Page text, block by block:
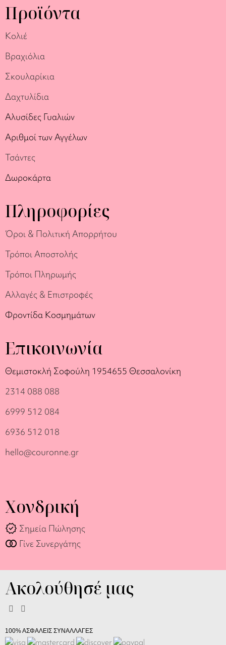
Προϊόντα
Κολιέ
Βραχιόλια
Σκουλαρίκια
Δαχτυλίδια
Αλυσίδες Γυαλιών
Αριθμοί των Αγγέλων
Τσάντες
Δωροκάρτα
Πληροφορίες
Όροι & Πολιτική Απορρήτου
Τρόποι Αποστολής
Τρόποι Πληρωμής
Αλλαγές & Επιστροφές
Φροντίδα Κοσμημάτων
Επικοινωνία
Θεμιστοκλή Σοφούλη 1954655 Θεσσαλονίκη
2314 088 088
6999 512 084
6936 512 018
hello@couronne.gr
Χονδρική
verified Σημεία Πώλησης
join_full Γίνε Συνεργάτης
Ακολούθησέ μας
100% ΑΣΦΑΛΕΙΣ ΣΥΝΑΛΛΑΓΕΣ